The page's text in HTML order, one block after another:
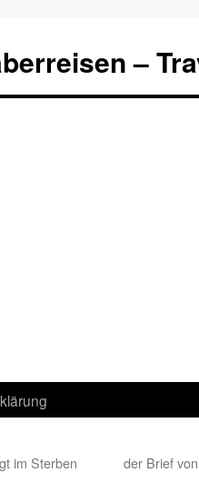
–
im Sterben der Brief